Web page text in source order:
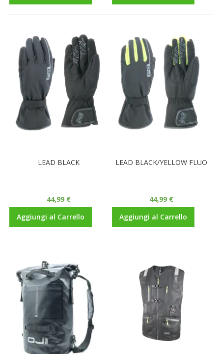
LEAD BLACK
44,99 €
Aggiungi al Carrello
LEAD BLACK/YELLOW FLUO
44,99 €
Aggiungi al Carrello